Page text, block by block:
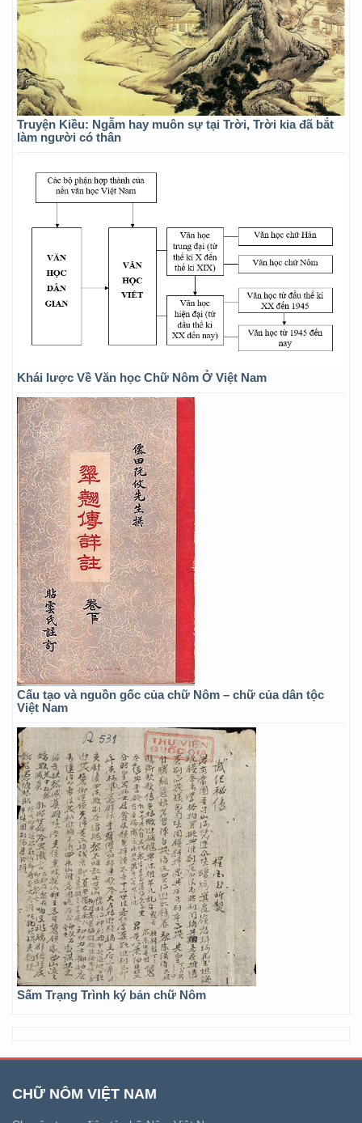
Truyện Kiều: Ngẫm hay muôn sự tại Trời, Trời kia đã bắt
làm người có thân
Khái lược Về Văn học Chữ Nôm Ở Việt Nam
Cấu tạo và nguồn gốc của chữ Nôm – chữ của dân tộc
Việt Nam
Sấm Trạng Trình ký bản chữ Nôm
CHỮ NÔM VIỆT NAM